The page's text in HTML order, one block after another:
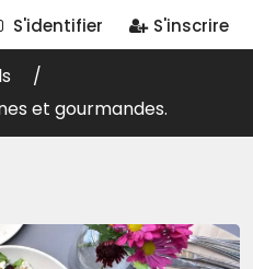
S'identifier S'inscrire
et gourmandes.